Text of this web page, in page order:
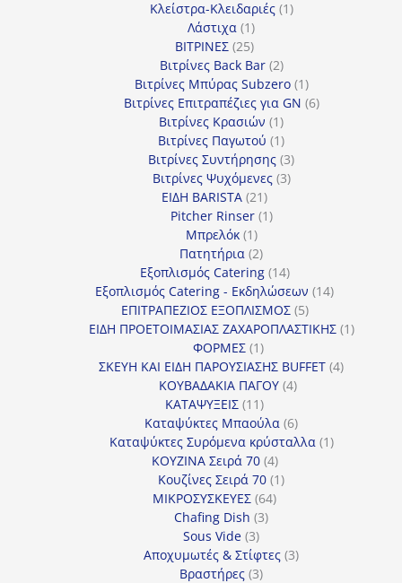
προϊόν
Κλείστρα-Κλειδαριές 11
Λάστιχα 11
προϊόν
ΒΙΤΡΙΝΕΣ 2525
προϊόντα
Βιτρίνες Back Bar 22
προϊόντα
Βιτρίνες Mπύρας Subzero 11
προϊόν
Βιτρίνες Επιτραπέζιες για GN 66
Βιτρίνες Κρασιών 11
προϊόν
Βιτρίνες Παγωτού 11
προϊόν
Βιτρίνες Συντήρησης 33
προϊόντα
Βιτρίνες Ψυχόμενες 33
ΕΙΔΗ BARISTA 2121
προϊόντα
Pitcher Rinser 11
Μπρελόκ 11
προϊόν
Πατητήρια 22
προϊόντα
Εξοπλισμός Catering 1414
προϊόντα
Εξοπλισμός Catering - Εκδηλώσεων 1414
ΕΠΙΤΡΑΠΕΖΙΟΣ ΕΞΟΠΛΙΣΜΟΣ 55
προϊόντα
ΕΙΔΗ ΠΡΟΕΤΟΙΜΑΣΙΑΣ ΖΑΧΑΡΟΠΛΑΣΤΙΚΗΣ 11
ΦΟΡΜΕΣ 11
προϊόν
ΣΚΕΥΗ ΚΑΙ ΕΙΔΗ ΠΑΡΟΥΣΙΑΣΗΣ BUFFET 44
ΚΟΥΒΑΔΑΚΙΑ ΠΑΓΟΥ 44
ΚΑΤΑΨΥΞΕΙΣ 1111
προϊόντα
Καταψύκτες Μπαούλα 66
προϊόντα
Καταψύκτες Συρόμενα κρύσταλλα 11
ΚΟΥΖΙΝΑ Σειρά 70 44
προϊόντα
Κουζίνες Σειρά 70 11
ΜΙΚΡΟΣΥΣΚΕΥΕΣ 6464
Chafing Dish 33
Sous Vide 33
προϊόντα
Αποχυμωτές & Στίφτες 33
Βραστήρες 33